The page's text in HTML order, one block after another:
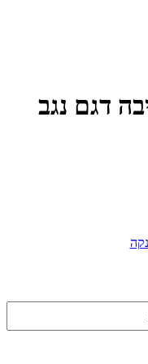
דגם נגב
נקה